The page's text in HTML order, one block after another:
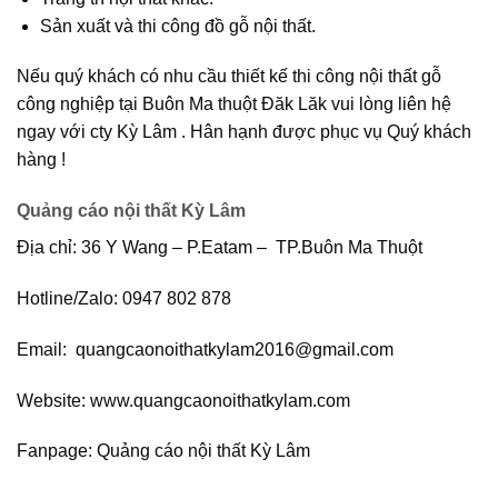
Sản xuất và thi công đồ gỗ nội thất.
Nếu quý khách có nhu cầu thiết kế thi công nội thất gỗ
công nghiệp tại Buôn Ma thuột Đăk Lăk vui lòng liên hệ
ngay với cty Kỳ Lâm . Hân hạnh được phục vụ Quý khách
hàng !
Quảng cáo nội thất Kỳ Lâm
Địa chỉ: 36 Y Wang – P.Eatam – TP.Buôn Ma Thuột
Hotline/Zalo: 0947 802 878
Email: quangcaonoithatkylam2016@gmail.com
Website: www.quangcaonoithatkylam.com
Fanpage: Quảng cáo nội thất Kỳ Lâm